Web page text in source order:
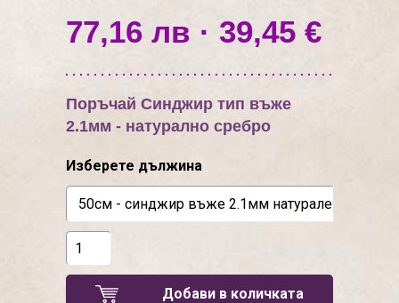
77,16 лв · 39,45 €
Поръчай Синджир тип въже
2.1мм - натурално сребро
Изберете дължина
Добави в количката